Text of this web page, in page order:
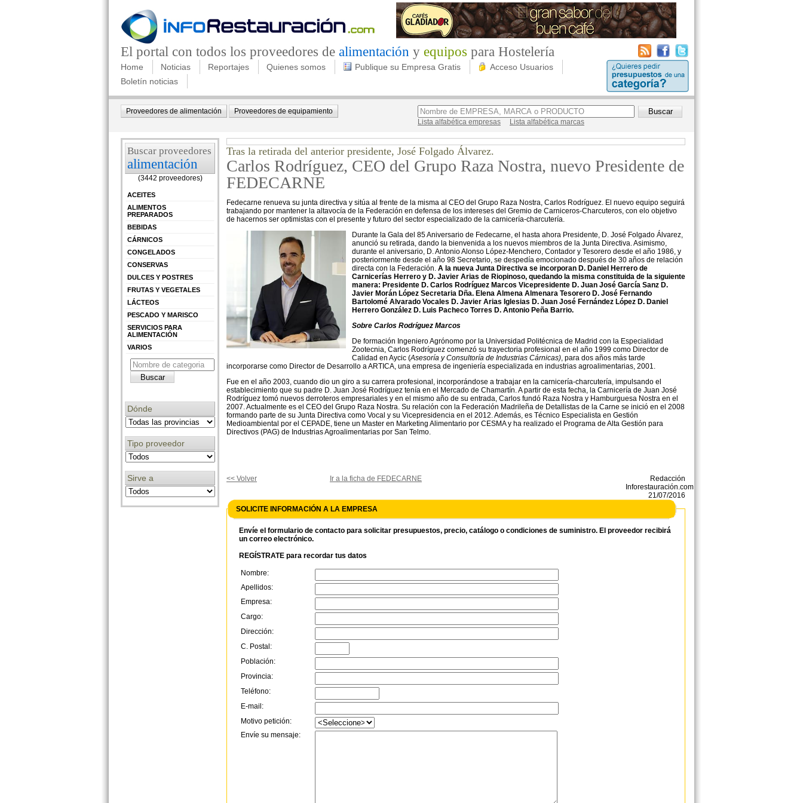
El portal con todos los proveedores de alimentación y equipos para Hostelería
Home Noticias Reportajes Quienes somos Publique su Empresa Gratis
Acceso Usuarios
Boletín noticias
Proveedores de alimentación
Proveedores de equipamiento
Lista alfabética empresas
Lista alfabética marcas
Buscar proveedores
alimentación
(3442 proveedores)
ACEITES
ALIMENTOS
PREPARADOS
BEBIDAS
CÁRNICOS
CONGELADOS
CONSERVAS
DULCES Y POSTRES
FRUTAS Y VEGETALES
LÁCTEOS
PESCADO Y MARISCO
SERVICIOS PARA
ALIMENTACIÓN
VARIOS
Dónde
Tipo proveedor
Sirve a
Tras la retirada del anterior presidente, José Folgado Álvarez.
Carlos Rodríguez, CEO del Grupo Raza Nostra, nuevo Presidente de
FEDECARNE
Fedecarne renueva su junta directiva y sitúa al frente de la misma al CEO del Grupo Raza Nostra, Carlos Rodríguez. El nuevo equipo seguirá
trabajando por mantener la altavocía de la Federación en defensa de los intereses del Gremio de Carniceros-Charcuteros, con elo objetivo
de hacernos ser optimistas con el presente y futuro del sector especializado de la carnicería-charcutería.
Durante la Gala del 85 Aniversario de Fedecarne, el hasta ahora Presidente, D. José Folgado Álvarez,
anunció su retirada, dando la bienvenida a los nuevos miembros de la Junta Directiva. Asimismo,
durante el aniversario, D. Antonio Alonso López-Menchero, Contador y Tesorero desde el año 1986, y
posteriormente desde el año 98 Secretario, se despedía emocionado después de 30 años de relación
directa con la Federación. A la nueva Junta Directiva se incorporan D. Daniel Herrero de
Carnicerías Herrero y D. Javier Arias de Riopinoso, quedando la misma constituida de la siguiente
manera: Presidente D. Carlos Rodríguez Marcos Vicepresidente D. Juan José García Sanz D.
Javier Morán López Secretaria Dña. Elena Almena Almenara Tesorero D. José Fernando
Bartolomé Alvarado Vocales D. Javier Arias Iglesias D. Juan José Fernández López D. Daniel
Herrero González D. Luis Pacheco Torres D. Antonio Peña Barrio.
Sobre Carlos Rodríguez Marcos
De formación Ingeniero Agrónomo por la Universidad Politécnica de Madrid con la Especialidad
Zootecnia, Carlos Rodríguez comenzó su trayectoria profesional en el año 1999 como Director de
Calidad en Aycic (Asesoría y Consultoría de Industrias Cárnicas), para dos años más tarde
incorporarse como Director de Desarrollo a ARTICA, una empresa de ingeniería especializada en industrias agroalimentarias, 2001.
Fue en el año 2003, cuando dio un giro a su carrera profesional, incorporándose a trabajar en la carnicería-charcutería, impulsando el
establecimiento que su padre D. Juan José Rodríguez tenía en el Mercado de Chamartín. A partir de esta fecha, la Carnicería de Juan José
Rodríguez tomó nuevos derroteros empresariales y en el mismo año de su entrada, Carlos fundó Raza Nostra y Hamburguesa Nostra en el
2007. Actualmente es el CEO del Grupo Raza Nostra. Su relación con la Federación Madrileña de Detallistas de la Carne se inició en el 2008
formando parte de su Junta Directiva como Vocal y su Vicepresidencia en el 2012. Además, es Técnico Especialista en Gestión
Medioambiental por el CEPADE, tiene un Master en Marketing Alimentario por CESMA y ha realizado el Programa de Alta Gestión para
Directivos (PAG) de Industrias Agroalimentarias por San Telmo.
<< Volver Ir a la ficha de FEDECARNE
Redacción
Inforestauración.com
21/07/2016
SOLICITE INFORMACIÓN A LA EMPRESA
Envíe el formulario de contacto para solicitar presupuestos, precio, catálogo o condiciones de suministro. El proveedor recibirá
un correo electrónico.
REGÍSTRATE para recordar tus datos
Nombre:
Apellidos:
Empresa:
Cargo:
Dirección:
C. Postal:
Población:
Provincia:
Teléfono:
E-mail:
Motivo petición:
Envíe su mensaje: